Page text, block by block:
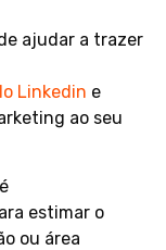
ajudar a trazer
Linkedin e
ao seu
estimar o
ou área